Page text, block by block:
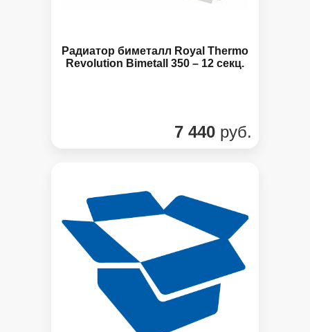
Радиатор биметалл Royal Thermo
Revolution Bimetall 350 – 12 секц.
7 440 руб.